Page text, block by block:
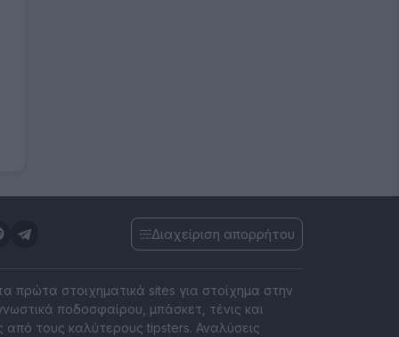
Διαχείριση απορρήτου
πρώτα στοιχηματικά sites για στοίχημα στην
ποδοσφαίρου, μπάσκετ, τένις και
από τους καλύτερους tipsters. Αναλύσεις